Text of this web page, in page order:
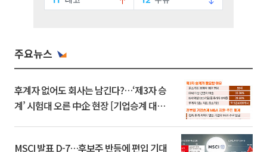
주요뉴스
후계자 없어도 회사는 남긴다?…‘제3자 승
계’ 시험대 오른 中企 현장 [기업승계 대전
MSCI 발표 D-7…후보주 반등에 편입 기대